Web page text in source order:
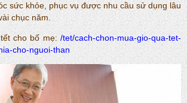
sức khỏe, phục vụ được nhu cầu sử dụng lâu
chục năm.
cho bố mẹ: /tet/cach-chon-mua-gio-qua-tet-
cho-nguoi-than